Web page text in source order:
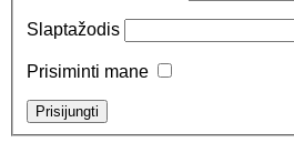
Slaptažodis
Prisiminti mane